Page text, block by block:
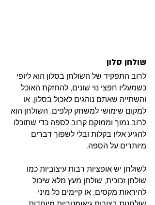
שולחן סלון
לרוב התפקיד של השולחן בסלון הוא ליופי
כשמעליו חפצי נוי שונים, להחזקת האוכל
והשתייה שאתם נוהגים לאכול בסלון, או
למקום שימושי למשחק קלפים. השולחן הוא
לרוב נמוך וממוקם קרוב לספה כדי שתוכלו
להגיע אליו בקלות ובלי לשפוך דברים
מיותרים על הספה.
לשולחן יש אופציות רבות עיצוביות כמו
שולחן זכוכית, שולחן מעץ מלא שיכול
להיראות מקסים, או קיימים כל מיני